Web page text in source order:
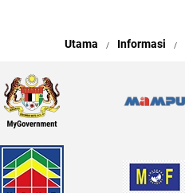
Utama Informasi